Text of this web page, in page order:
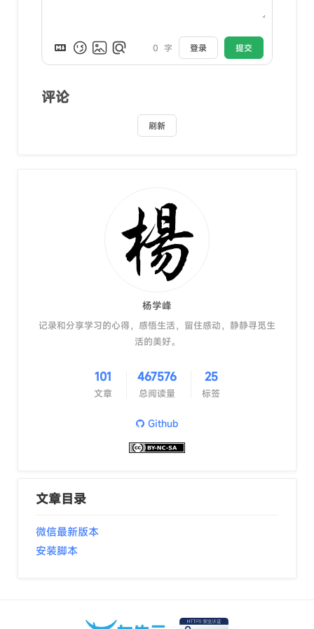
0 字 登录 提交
评论
刷新
杨学峰
记录和分享学习的心得，感悟生活，留住感动，静静寻觅生
活的美好。
101
文章
467576
总阅读量
25
标签
Github
文章目录
微信最新版本
安装脚本